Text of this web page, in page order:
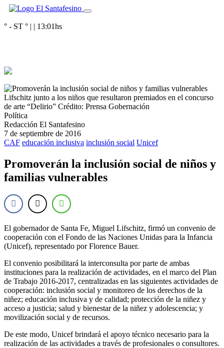
° - ST ° | | 13:01hs
Lifschitz junto a los niños que resultaron premiados en el concurso
de arte “Delirio” Crédito: Prensa Gobernación
Política
Redacción El Santafesino
7 de septiembre de 2016
CAF educación inclusiva inclusión social Unicef
Promoverán la inclusión social de niños y
familias vulnerables
El gobernador de Santa Fe, Miguel Lifschitz, firmó un convenio de
cooperación con el Fondo de las Naciones Unidas para la Infancia
(Unicef), representado por Florence Bauer.
El convenio posibilitará la interconsulta por parte de ambas
instituciones para la realización de actividades, en el marco del Plan
de Trabajo 2016-2017, centralizadas en las siguientes actividades de
cooperación: inclusión social y monitoreo de los derechos de la
niñez; educación inclusiva y de calidad; protección de la niñez y
acceso a justicia; salud y bienestar de la niñez y adolescencia; y
movilización social y de recursos.
De este modo, Unicef brindará el apoyo técnico necesario para la
realización de las actividades a través de profesionales o consultores.